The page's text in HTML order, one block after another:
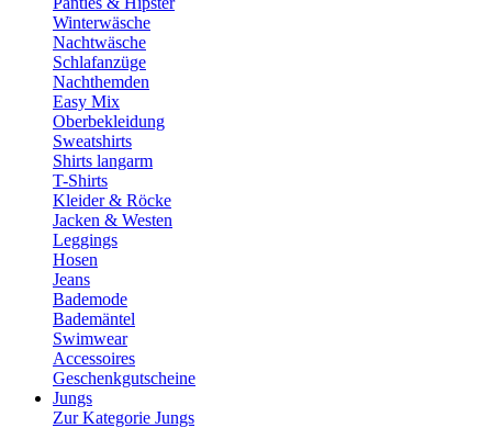
Winterwäsche
Nachtwäsche
Schlafanzüge
Nachthemden
Easy Mix
Oberbekleidung
Sweatshirts
Shirts langarm
T-Shirts
Kleider & Röcke
Jacken & Westen
Leggings
Hosen
Jeans
Bademode
Bademäntel
Swimwear
Accessoires
Geschenkgutscheine
Jungs
Zur Kategorie Jungs